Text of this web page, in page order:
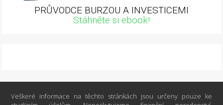
PRŮVODCE BURZOU A INVESTICEMI
Stáhněte si ebook!
Veškeré informace na těchto stránkách jsou určeny pouze ke